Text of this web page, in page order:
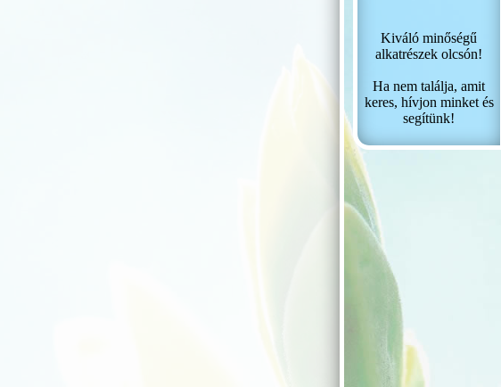
Kiváló minőségű
alkatrészek olcsón!
Ha nem találja, amit
keres, hívjon minket és
segítünk!